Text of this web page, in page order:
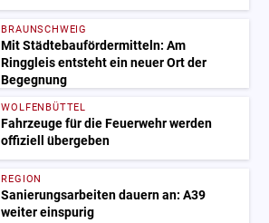
BRAUNSCHWEIG
Mit Städtebaufördermitteln: Am
Ringgleis entsteht ein neuer Ort der
Begegnung
WOLFENBÜTTEL
Fahrzeuge für die Feuerwehr werden
offiziell übergeben
REGION
Sanierungsarbeiten dauern an: A39
weiter einspurig